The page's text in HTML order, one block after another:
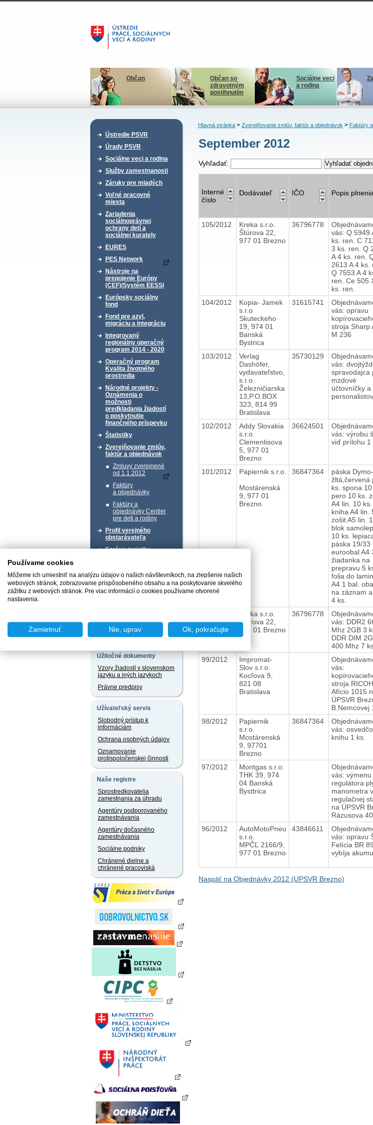
Občan
Občan so
zdravotným
postihnutím
Sociálne veci
a rodina
Ústredie PSVR
Úrady PSVR
Sociálne veci a rodina
Služby zamestnanosti
Záruky pre mladých
Voľné pracovné
miesta
Zariadenia
sociálnoprávnej
ochrany detí a
sociálnej kurately
EURES
PES Network
Nástroje na
prepojenie Európy
(CEF)/Systém EESSI
Európsky sociálny
fond
Fond pre azyl,
migráciu a integráciu
Integrovaný
regionálny operačný
program 2014 - 2020
Operačný program
Kvalita životného
prostredia
Národné projekty -
Oznámenia o
možnosti
predkladania žiadostí
o poskytnutie
finančného príspevku
Štatistiky
Zverejňovanie zmlúv,
faktúr a objednávok
Zmluvy zverejnené
od 1.1.2012
Faktúry
a objednávky
Faktúry a
objednávky Centier
pre deti a rodiny
Profil verejného
obstarávateľa
Správa majetku
Chcem podať podnet
Užitočné dokumenty
Vzory žiadostí v slovenskom
jazyku a iných jazykoch
Právne predpisy
Užívateľský servis
Slobodný prístup k
informáciám
Ochrana osobných údajov
Oznamovanie
protispoločenskej činnosti
Naše registre
Sprostredkovatelia
zamestnania za úhradu
Agentúry podporovaného
zamestnávania
Agentúry dočasného
zamestnávania
Sociálne podniky
Chránené dielne a
chránené pracoviská
Hlavná stránka> Zverejňovanie zmlúv, faktúr a objednávok> Faktúry
September 2012
Vyhľadať:
Interné
číslo
Dodávateľ IČO Popis plnenia
105/2012
Kreka s.r.o.
Štúrova 22,
977 01 Brezno
36796778
vás: Q 5949
ks. ren. C
3 ks. ren. Q
A 4 ks. ren.
2613 A 4 ks.
Q 7553 A 4
ren. Ce 505
ks. ren.
104/2012
Kopia- Jamek
s.r.o
Skuteckeho
19, 974 01
Banská
Bystrica
31615741
vás: opravu
stroja Sharp
M 236
103/2012
Verlag
Dashöfer,
vydavateľstvo,
s.r.o.
Železničiarska
13,P.O.BOX
323, 814 99
Bratislava
35730129
vás:
spravodajca
mzdové
účtovníčky a
102/2012
Addy Slovakia
s.r.o.
Clementisova
5, 977 01
Brezno
36624501
vás: výrobu
viď prílohu 1
101/2012
Papiernik s.r.o.
Mostárenská
9, 977 01
Brezno
36847364
páska Dymo-
žltá,červená
ks. spona 10
pero 10 ks.
A4 lin. 10
kniha A4 lin.
zošit A5 lin.
blok
10 ks.
páska 19/33
euroobal A4
žiadanka na
prepravu 5
folia do
A4 1 bal.
na záznam
4 ks.
Kreka s.r.o.
Štúrova 22,
977 01 Brezno
36796778
vás: DDR2
Mhz 2GB 3
DDR DIM
400 Mhz 7
99/2012
Impromat-
Slov s.r.o.
Kocľova 9,
821 08
Bratislava
vás:
stroja RICOH
Afício 1015
ÚPSVR
B.Nemcovej
98/2012
Papiernik
s.r.o.
Mostárenská
9, 97701
Brezno
36847364
vás:
knihu 1 ks.
97/2012
Montgas s.r.o.
THK 39, 974
04 Banská
Bysttrica
vás: výmenu
regulátora
manometra v
regulačnej
na ÚPSVR
Rázusova 40
96/2012
AutoMotoPneu
s.r.o.
MPČĽ 2166/9,
977 01 Brezno
43846611
vás: opravu
Felícia BR
vybíja
Naspäť na Objednávky 2012 (UPSVR Brezno)
Používame cookies
Môžeme ich umiestniť na analýzu údajov o našich návštevníkoch, na zlepšenie našich
webových stránok, zobrazovanie prispôsobeného obsahu a na poskytovanie skvelého
zážitku z webových stránok. Pre viac informácií o cookies používame otvorené
nastavenia.
Zamietnuť Nie, uprav Ok, pokračujte